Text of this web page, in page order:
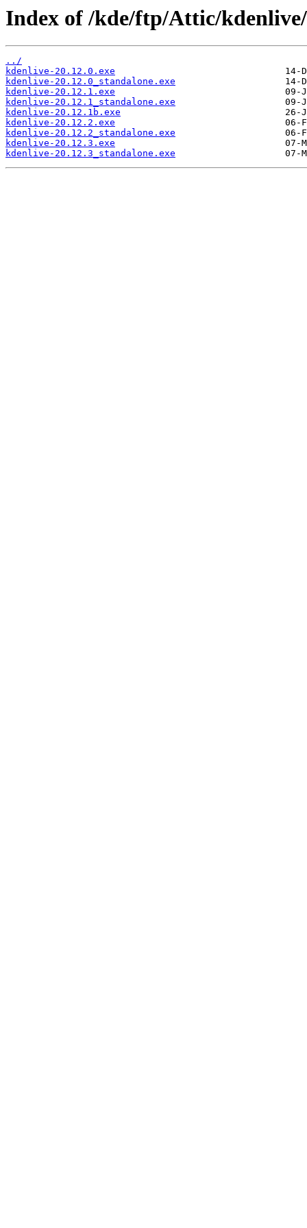
Index of /kde/ftp/Attic/
../
kdenlive-20.12.0.exe
kdenlive-20.12.0_standalone.exe
kdenlive-20.12.1.exe
kdenlive-20.12.1_standalone.exe
kdenlive-20.12.1b.exe
kdenlive-20.12.2.exe
kdenlive-20.12.2_standalone.exe
kdenlive-20.12.3.exe
kdenlive-20.12.3_standalone.exe